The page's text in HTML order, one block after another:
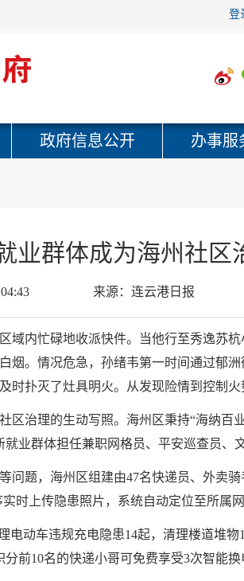
登
政府信息公开 办事服
业群体成为海州社区
来源： 连云港日报
域内忙碌地收派快件。当他行至秀逸苏
烟。情况危急，孙绪韦第一时间通过郁
时扑灭了灶具明火。从发现险情到控制火
区治理的生动写照。海州区秉持“海纳百
业群体担任兼职网格员、平安巡查员、
问题，海州区组建由47名快递员、外
时上传隐患照片，系统自动定位至所属
电动车违规充电隐患14起，清理楼道堆
前10名的快递小哥可免费享受3次智能换